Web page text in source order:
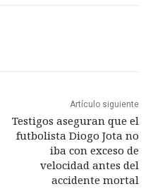
Artículo siguiente
Testigos aseguran que el
futbolista Diogo Jota no
iba con exceso de
velocidad antes del
accidente mortal